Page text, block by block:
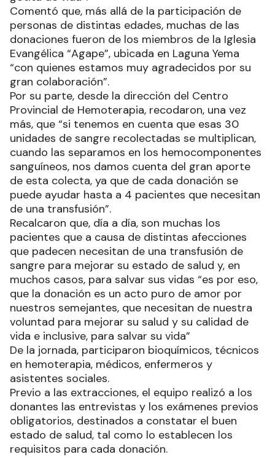
Comentó que, más allá de la participación de
personas de distintas edades, muchas de las
donaciones fueron de los miembros de la Iglesia
Evangélica “Agape”, ubicada en Laguna Yema
“con quienes estamos muy agradecidos por su
gran colaboración”.
Por su parte, desde la dirección del Centro
Provincial de Hemoterapia, recodaron, una vez
más, que “si tenemos en cuenta que esas 30
unidades de sangre recolectadas se multiplican,
cuando las separamos en los hemocomponentes
sanguíneos, nos damos cuenta del gran aporte
de esta colecta, ya que de cada donación se
puede ayudar hasta a 4 pacientes que necesitan
de una transfusión”.
Recalcaron que, día a día, son muchas los
pacientes que a causa de distintas afecciones
que padecen necesitan de una transfusión de
sangre para mejorar su estado de salud y, en
muchos casos, para salvar sus vidas “es por eso,
que la donación es un acto puro de amor por
nuestros semejantes, que necesitan de nuestra
voluntad para mejorar su salud y su calidad de
vida e inclusive, para salvar su vida”
De la jornada, participaron bioquímicos, técnicos
en hemoterapia, médicos, enfermeros y
asistentes sociales.
Previo a las extracciones, el equipo realizó a los
donantes las entrevistas y los exámenes previos
obligatorios, destinados a constatar el buen
estado de salud, tal como lo establecen los
requisitos para cada donación.